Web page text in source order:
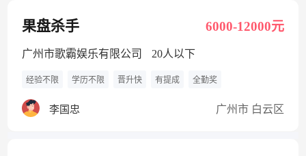
果盘杀手 6000-12000元
广州市歌霸娱乐有限公司 20人以下
经验不限 学历不限 晋升快 有提成 全勤奖
李国忠 广州市 白云区